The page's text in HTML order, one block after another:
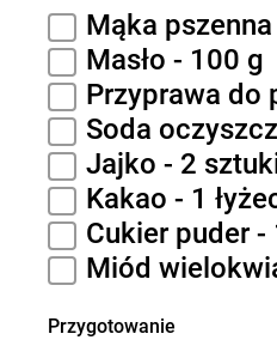
Mąka
Masło - 100 g
Przyprawa do
Soda
Jajko - 2
Kakao - 1
Cukier puder -
Miód
Przygotowanie